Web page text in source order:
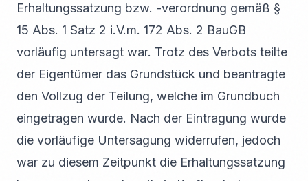
Erhaltungssatzung bzw. -verordnung gemäß §
15 Abs. 1 Satz 2 i.V.m. 172 Abs. 2 BauGB
vorläufig untersagt war. Trotz des Verbots teilte
der Eigentümer das Grundstück und beantragte
den Vollzug der Teilung, welche im Grundbuch
eingetragen wurde. Nach der Eintragung wurde
die vorläufige Untersagung widerrufen, jedoch
war zu diesem Zeitpunkt die Erhaltungssatzung